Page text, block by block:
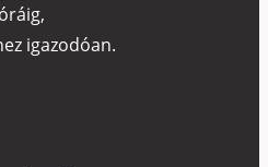
igazodóan.